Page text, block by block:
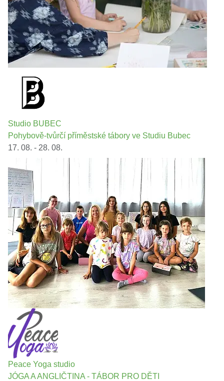
Studio BUBEC
Pohybově-tvůrčí příměstské tábory ve Studiu Bubec
17. 08. - 28. 08.
Peace Yoga studio
JÓGA A ANGLIČTINA - TÁBOR PRO DĚTI